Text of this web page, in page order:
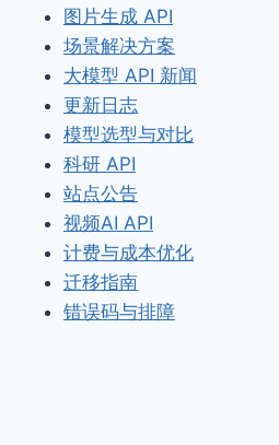
图片生成 API
场景解决方案
大模型 API 新闻
更新日志
模型选型与对比
科研 API
站点公告
视频AI API
计费与成本优化
迁移指南
错误码与排障